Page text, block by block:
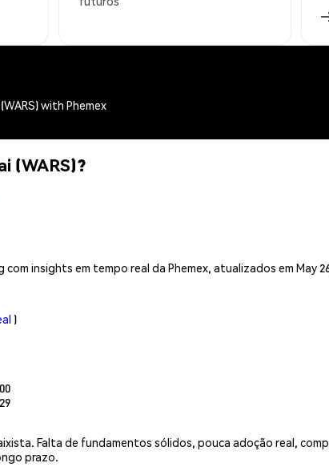
with Phemex
(WARS)?
insights em tempo real da Phemex, atualizados em May
)
Falta de fundamentos sólidos, pouca adoção real,
prazo.